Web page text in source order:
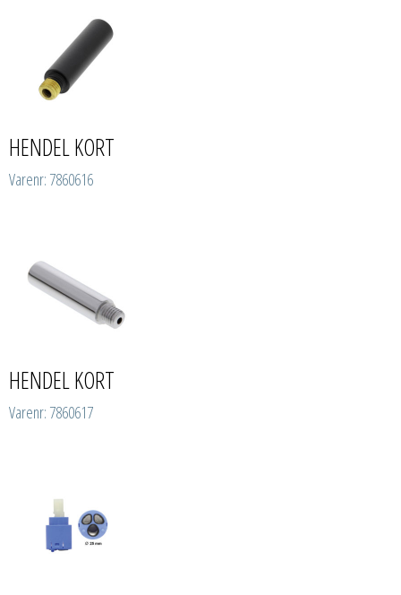
HENDEL KORT
Varenr: 7860616
HENDEL KORT
Varenr: 7860617